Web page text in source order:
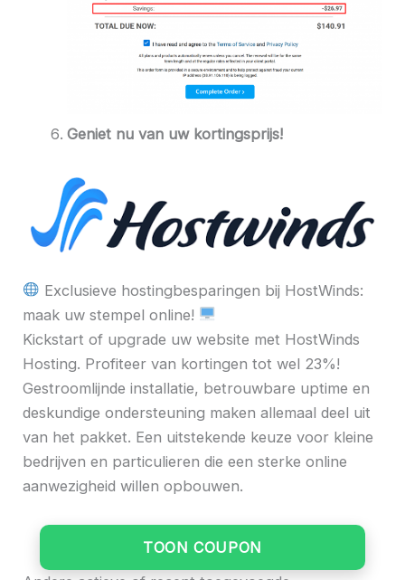
Geniet nu van uw kortingsprijs!
Exclusieve hostingbesparingen bij HostWinds:
maak uw stempel online!
Kickstart of upgrade uw website met HostWinds
Hosting. Profiteer van kortingen tot wel 23%!
Gestroomlijnde installatie, betrouwbare uptime en
deskundige ondersteuning maken allemaal deel uit
van het pakket. Een uitstekende keuze voor kleine
bedrijven en particulieren die een sterke online
aanwezigheid willen opbouwen.
TOON COUPON